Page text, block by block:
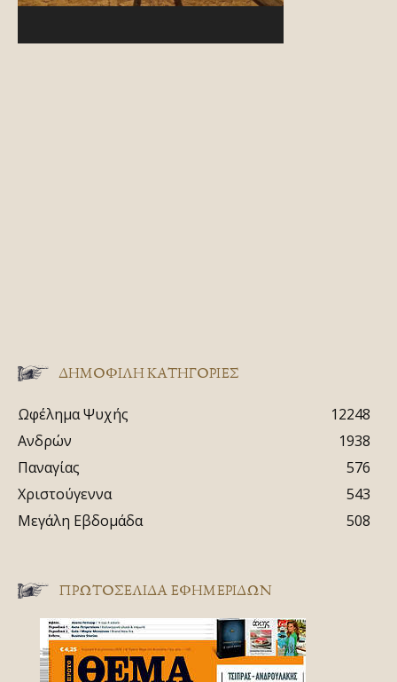
ΔΗΜΟΦΙΛΗ ΚΑΤΗΓΟΡΙΕΣ
Ωφέλημα Ψυχής
12248
Ανδρών
1938
Παναγίας
576
Χριστούγεννα
543
Μεγάλη Εβδομάδα
508
ΠΡΩΤΟΣΈΛΙΔΑ ΕΦΗΜΕΡΊΔΩΝ